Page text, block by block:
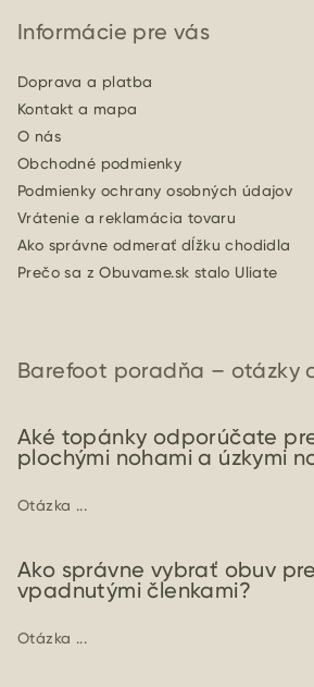
Informácie pre vás
Doprava a platba
Kontakt a mapa
O nás
Obchodné podmienky
Podmienky ochrany osobných údajov
Vrátenie a reklamácia tovaru
Ako správne odmerať dĺžku chodidla
Prečo sa z Obuvame.sk stalo Uliate
Barefoot poradňa – otázky
Aké topánky odporúčate
plochými nohami a úzkymi
Otázka ...
Ako správne vybrať obuv
vpadnutými členkami?
Otázka ...